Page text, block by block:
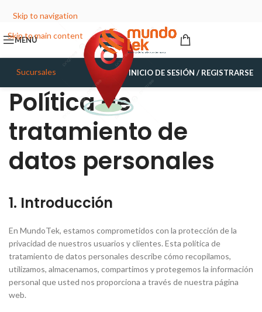
Skip to navigation
Skip to main content
MENÚ
Sucursales INICIO DE SESIÓN / REGISTRARSE
Política de
tratamiento de
datos personales
1. Introducción
En MundoTek, estamos comprometidos con la protección de la
privacidad de nuestros usuarios y clientes. Esta política de
tratamiento de datos personales describe cómo recopilamos,
utilizamos, almacenamos, compartimos y protegemos la información
personal que usted nos proporciona a través de nuestra página
web.